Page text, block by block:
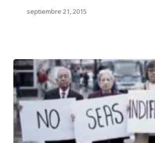
septiembre 21, 2015